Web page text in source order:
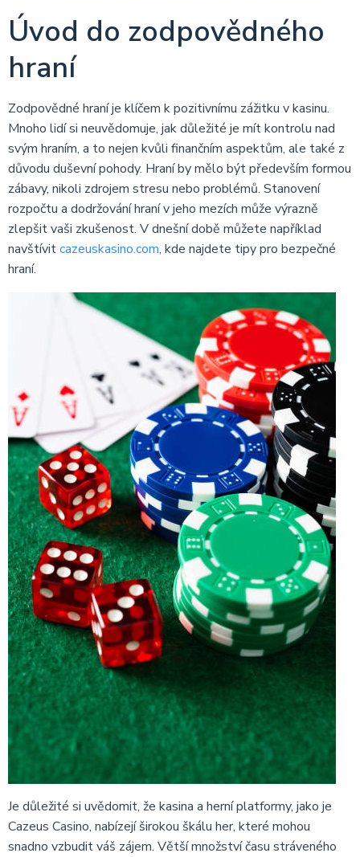
Úvod do zodpovědného
hraní
Zodpovědné hraní je klíčem k pozitivnímu zážitku v kasinu.
Mnoho lidí si neuvědomuje, jak důležité je mít kontrolu nad
svým hraním, a to nejen kvůli finančním aspektům, ale také z
důvodu duševní pohody. Hraní by mělo být především formou
zábavy, nikoli zdrojem stresu nebo problémů. Stanovení
rozpočtu a dodržování hraní v jeho mezích může výrazně
zlepšit vaši zkušenost. V dnešní době můžete například
navštívitcazeuskasino.com, kde najdete tipy pro bezpečné
hraní.
Je důležité si uvědomit, že kasina a herní platformy, jako je
Cazeus Casino, nabízejí širokou škálu her, které mohou
snadno vzbudit váš zájem. Větší množství času stráveného